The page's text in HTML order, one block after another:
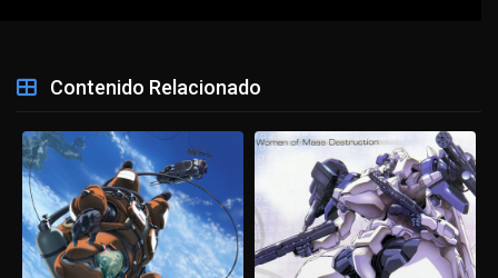
Contenido Relacionado